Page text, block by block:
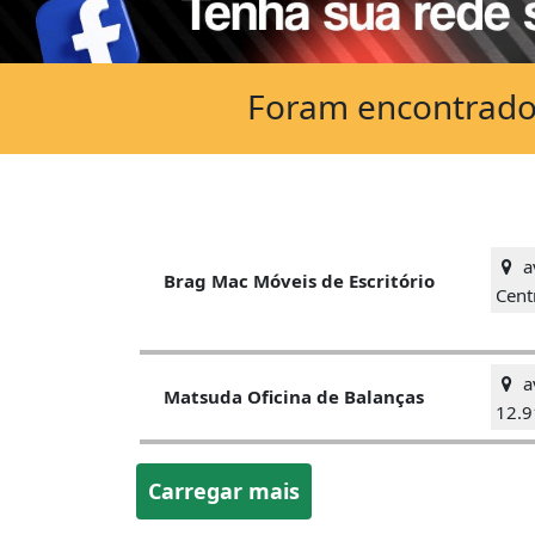
Brag Mac Móveis de Escritório
Matsuda Oficina de Balanças
Carregar mais
Foram